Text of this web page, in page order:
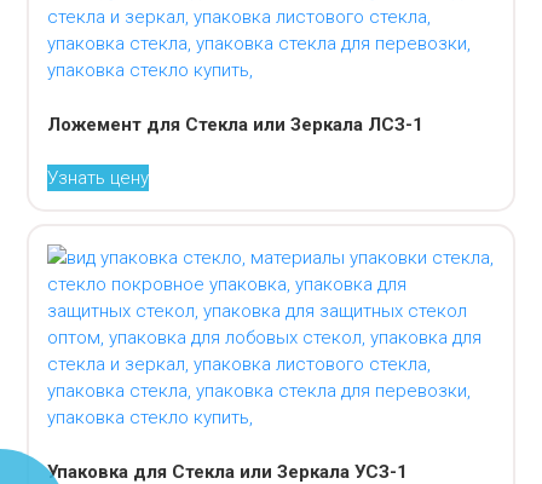
Ложемент для Стекла или Зеркала ЛСЗ-1
Узнать цену
Упаковка для Стекла или Зеркала УСЗ-1